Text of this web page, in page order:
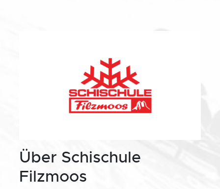
Über Schischule
Filzmoos